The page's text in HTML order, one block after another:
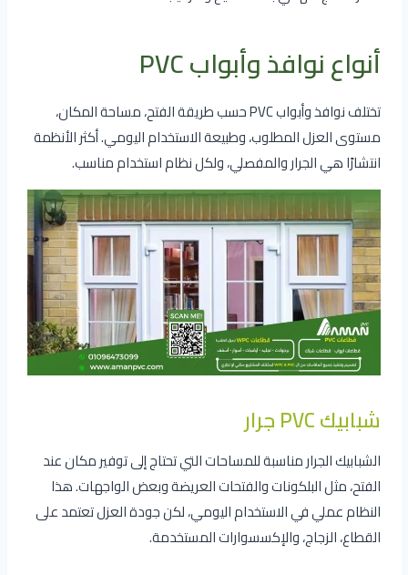
أنواع نوافذ وأبواب PVC
تختلف نوافذ وأبواب PVC حسب طريقة الفتح، مساحة المكان،
مستوى العزل المطلوب، وطبيعة الاستخدام اليومي. أكثر الأنظمة
انتشارًا هي الجرار والمفصلي، ولكل نظام استخدام مناسب.
شبابيك PVC جرار
الشبابيك الجرار مناسبة للمساحات التي تحتاج إلى توفير مكان عند
الفتح، مثل البلكونات والفتحات العريضة وبعض الواجهات. هذا
النظام عملي في الاستخدام اليومي، لكن جودة العزل تعتمد على
القطاع، الزجاج، والإكسسوارات المستخدمة.